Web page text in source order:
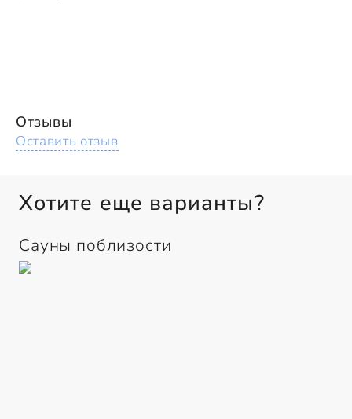
Отзывы
Оставить отзыв
Хотите еще варианты?
Сауны поблизости